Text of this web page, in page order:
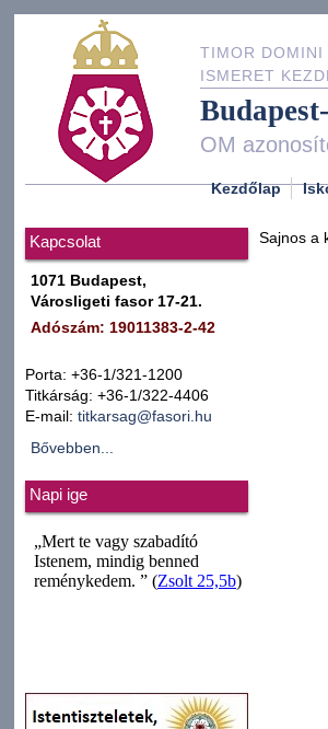
TIMOR
ISMERET
OM
Kezdőlap
Kapcsolat
1071 Budapest,
Városligeti fasor 17-21.
Adószám: 19011383-2-42
Porta: +36-1/321-1200
Titkárság: +36-1/322-4406
E-mail: titkarsag@fasori.hu
Bővebben...
Napi ige
Sajnos a